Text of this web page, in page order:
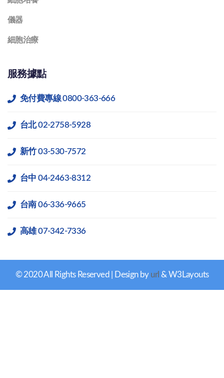
儀器
細胞治療
服務據點
免付費專線 0800-363-666
台北 02-2758-5928
新竹 03-530-7572
台中 04-2463-8312
台南 06-336-9665
高雄 07-342-7336
© 2020 All Rights Reserved | Design by url & W3Layouts